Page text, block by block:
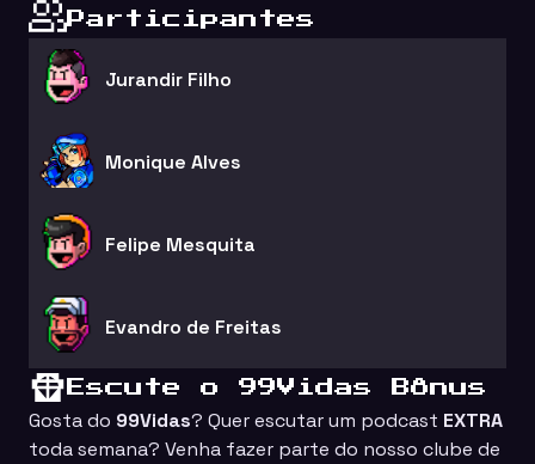
Participantes
Jurandir Filho
Monique Alves
Felipe Mesquita
Evandro de Freitas
Escute o 99Vidas Bônus
Gosta do 99Vidas? Quer escutar um podcast EXTRA
toda semana? Venha fazer parte do nosso clube de